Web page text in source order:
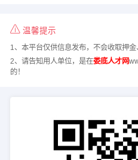
温馨提示
1、本平台仅供信息发布，不会收取押金
2、请告知用人单位，是在娄底人才网
的！